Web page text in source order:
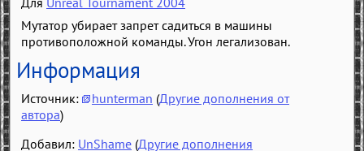
Мутатор убирает запрет садиться в машины
противоположной команды. Угон легализован.
Информация
Источник: hunterman (Другие дополнения от
автора)
Добавил: UnShame (Другие дополнения